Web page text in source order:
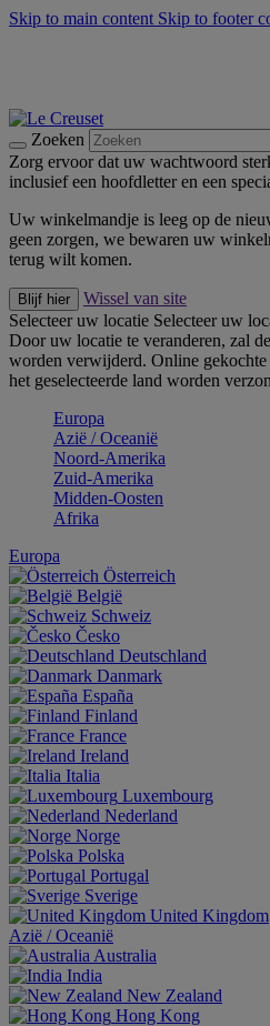
Skip to main content Skip to footer
Zoeken
Zorg ervoor dat uw wachtwoord
inclusief een hoofdletter en een
Uw winkelmandje is leeg op de
geen zorgen, we bewaren uw
terug wilt komen.
Blijf hier
Wissel van site
Selecteer uw locatie Selecteer uw
Door uw locatie te veranderen, zal
worden verwijderd. Online
het geselecteerde land worden
Europa
Aziё / Oceaniё
Noord-Amerika
Zuid-Amerika
Midden-Oosten
Afrika
Europa
Österreich
België
Schweiz
Česko
Deutschland
Danmark
España
Finland
France
Ireland
Italia
Luxembourg
Nederland
Norge
Polska
Portugal
Sverige
United Kingdom
Aziё / Oceaniё
Australia
India
New Zealand
Hong Kong